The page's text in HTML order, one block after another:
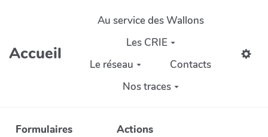
Aller au contenu principal
Accueil
Au service des Wallons
Les CRIE
Le réseau
Contacts
Nos traces
Formulaires
Actions